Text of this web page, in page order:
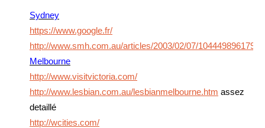
Sydney
https://www.google.fr/
http://www.smh.com.au/articles/2003/02/07/
Melbourne
http://www.visitvictoria.com/
http://www.lesbian.com.au/lesbianmelbourne.htm assez
detaillé
http://wcities.com/